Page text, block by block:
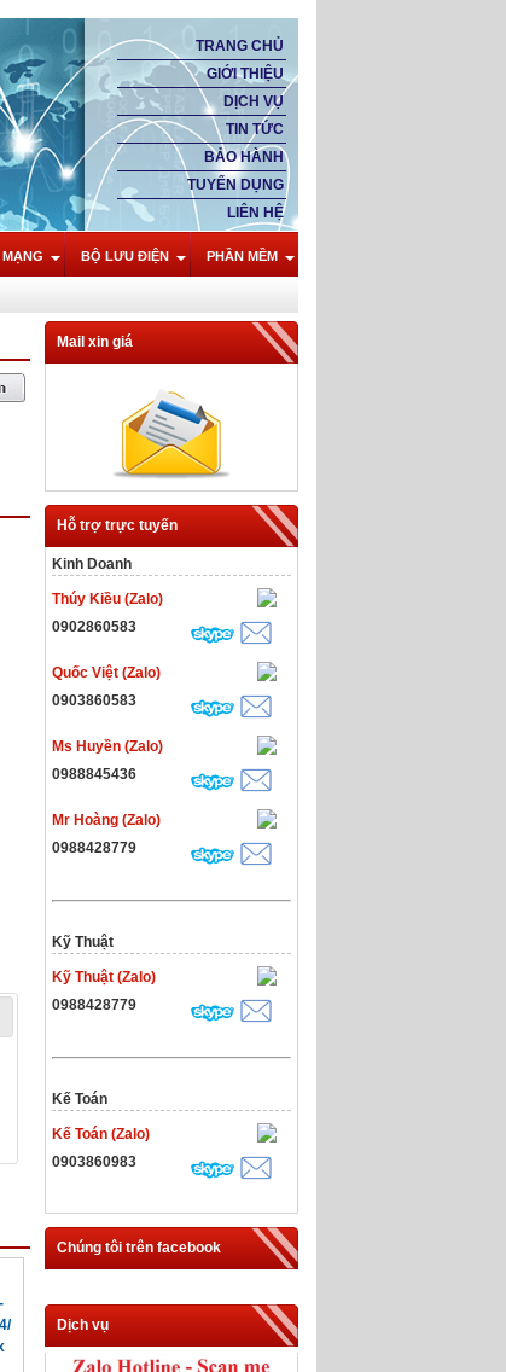
TRANG CHỦ
GIỚI THIỆU
DỊCH VỤ
TIN TỨC
BẢO HÀNH
TUYỂN DỤNG
LIÊN HỆ
BỘ LƯU ĐIỆN PHẦN MỀM
Mail xin giá
Hỗ trợ trực tuyến
Kinh Doanh
Thúy Kiều (Zalo)
0902860583
Quốc Việt (Zalo)
0903860583
Ms Huyền (Zalo)
0988845436
Mr Hoàng (Zalo)
0988428779
Kỹ Thuật
Kỹ Thuật (Zalo)
0988428779
Kế Toán
Kế Toán (Zalo)
0903860983
Chúng tôi trên facebook
Dịch vụ